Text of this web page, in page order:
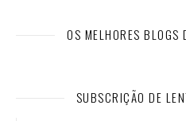
OS MELHORES
SUBSCRIÇÃO DE